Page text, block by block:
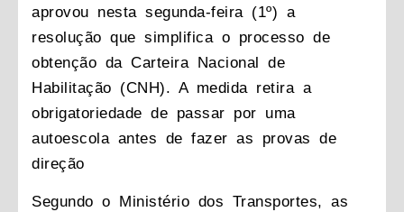
aprovou nesta segunda-feira (1º) a
resolução que simplifica o processo de
obtenção da Carteira Nacional de
Habilitação (CNH). A medida retira a
obrigatoriedade de passar por uma
autoescola antes de fazer as provas de
direção
Segundo o Ministério dos Transportes, as